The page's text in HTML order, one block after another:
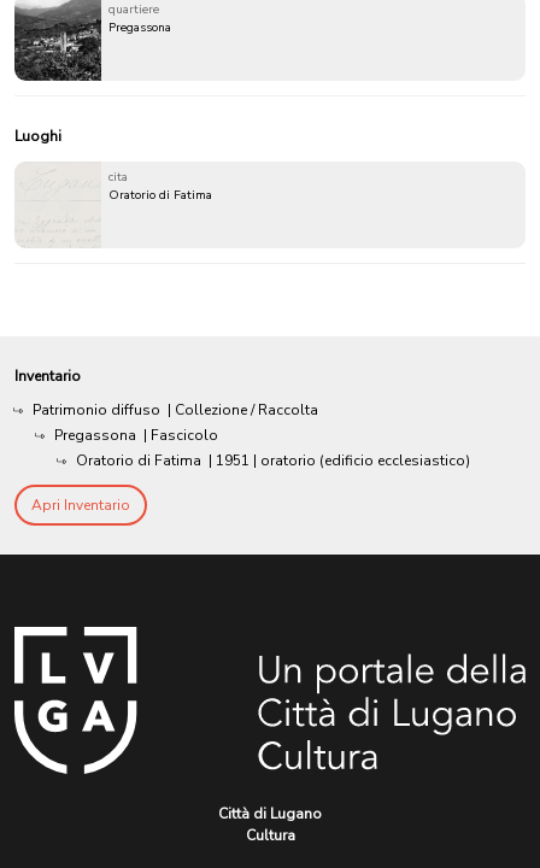
quartiere
Pregassona
Luoghi
cita
Oratorio di Fatima
Inventario
Patrimonio diffuso | Collezione / Raccolta
Pregassona | Fascicolo
Oratorio di Fatima | 1951 | oratorio (edificio ecclesiastico)
Apri Inventario
Città di Lugano
Cultura